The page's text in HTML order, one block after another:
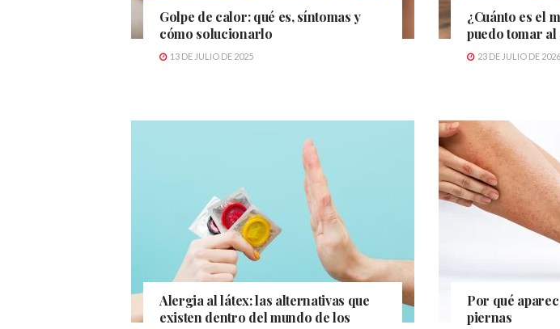
Golpe de calor: qué es, síntomas y
cómo solucionarlo
13 DE JULIO DE 2025
¿Cuánto es el
puedo tomar al
23 DE JULIO DE 2026
Alergia al látex: las alternativas que
existen dentro del mundo de los
Por qué
piernas